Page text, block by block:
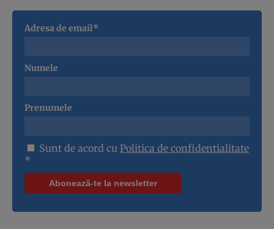
Adresa de email*
Numele
Prenumele
Sunt de acord cu Politica de confidentialitate
*